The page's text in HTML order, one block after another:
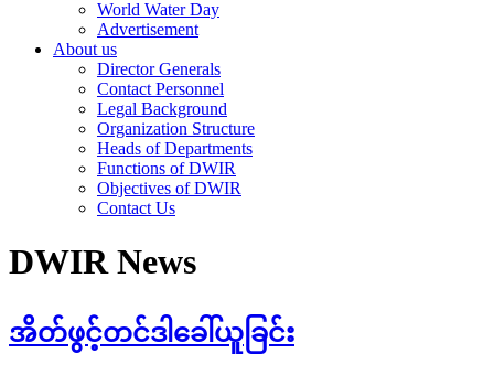
World Water Day
Advertisement
About us
Director Generals
Contact Personnel
Legal Background
Organization Structure
Heads of Departments
Functions of DWIR
Objectives of DWIR
Contact Us
DWIR News
အိတ်ဖွင့်တင်ဒါခေါ်ယူခြင်း